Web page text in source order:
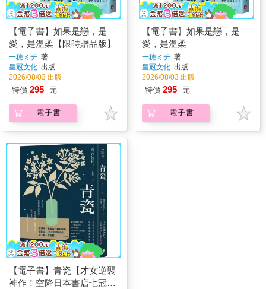
【電子書】如果是戀，是
愛，是溫柔【限時贈品版】
一穂ミチ 著
皇冠文化 出版
2026/08/03 出版
特價 295 元
電子書
【電子書】如果是戀，是
愛，是溫柔
一穂ミチ 著
皇冠文化 出版
2026/08/03 出版
特價 295 元
電子書
【電子書】青瓷【才女逆襲
神作！空降日本書店七冠